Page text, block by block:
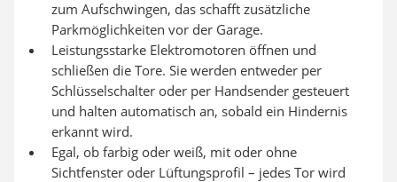
zum Aufschwingen, das schafft zusätzliche
Parkmöglichkeiten vor der Garage.
Leistungsstarke Elektromotoren öffnen und
schließen die Tore. Sie werden entweder per
Schlüsselschalter oder per Handsender gesteuert
und halten automatisch an, sobald ein Hindernis
erkannt wird.
Egal, ob farbig oder weiß, mit oder ohne
Sichtfenster oder Lüftungsprofil – jedes Tor wird